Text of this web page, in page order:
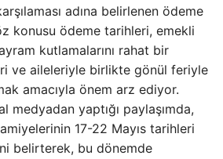
adına belirlenen ödeme
konusu ödeme tarihleri, emekli
kutlamalarını rahat bir
ve aileleriyle birlikte gönül feriyle
amacıyla önem arz ediyor.
medyadan yaptığı paylaşımda,
17-22 Mayıs tarihleri
belirterek, bu dönemde